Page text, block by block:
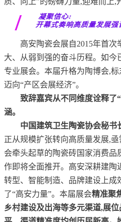
凝聚信心:
开幕式奏响高质量发展强
高安陶瓷会展自2015年首次
大、从弱到强的奋斗历程。如今
专业展会。本届升格为陶博会,
迈向“产区会展经济”。
致辞嘉宾从不同维度诠释了
涵。
中国建筑卫生陶瓷协会秘书
正从规模扩张转向高质量发展,
会牵头起草的陶瓷砖国家消费品
作即将全面推开。高安深耕建陶
转型、智能制造、品牌建设上成
了“高安力量”。本届展会精准聚
乡村建设及出海等多元渠道,展